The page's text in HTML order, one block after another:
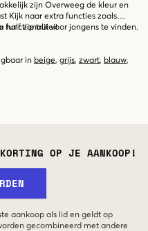
zijn Overweeg de kleur en
Kijk naar extra functies zoals
functionaliteit
half zip trui voor jongens te vinden.
in beige, grijs, zwart, blauw,
OP JE AANKOOP!
aankoop als lid en geldt op
gecombineerd met andere